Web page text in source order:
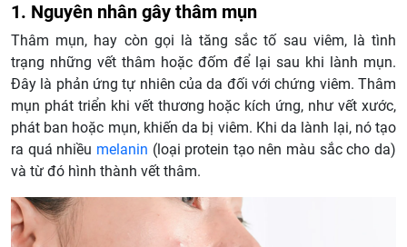
1. Nguyên nhân gây thâm mụn
Thâm mụn, hay còn gọi là tăng sắc tố sau viêm, là tình
trạng những vết thâm hoặc đốm để lại sau khi lành mụn.
Đây là phản ứng tự nhiên của da đối với chứng viêm. Thâm
mụn phát triển khi vết thương hoặc kích ứng, như vết xước,
phát ban hoặc mụn, khiến da bị viêm. Khi da lành lại, nó tạo
ra quá nhiều melanin (loại protein tạo nên màu sắc cho da)
và từ đó hình thành vết thâm.